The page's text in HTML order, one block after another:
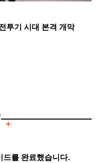
투기 시대 본격 개막
를 완료했습니다.